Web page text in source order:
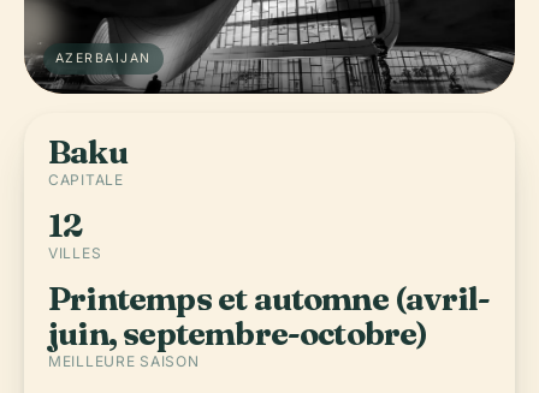
AZERBAIJAN
Baku
CAPITALE
12
VILLES
Printemps et automne (avril-
juin, septembre-octobre)
MEILLEURE SAISON